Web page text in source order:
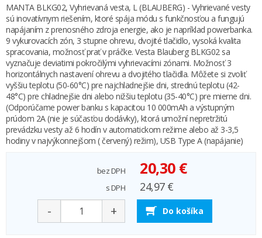
MANTA BLKG02, Vyhrievaná vesta, L (BLAUBERG) - Vyhrievané vesty
sú inovatívnym riešením, ktoré spája módu s funkčnosťou a fungujú
napájaním z prenosného zdroja energie, ako je napríklad powerbanka.
9 vykurovacích zón, 3 stupne ohrevu, dvojité tlačidlo, vysoká kvalita
spracovania, možnosť prať v práčke. Vesta Blauberg BLKG02 sa
vyznačuje deviatimi pokročilými vyhrievacími zónami. Možnosť 3
horizontálnych nastavení ohrevu a dvojitého tlačidla. Môžete si zvoliť
vyššiu teplotu (50-60°C) pre najchladnejšie dni, strednú teplotu (42-
48°C) pre chladnejšie dni alebo nižšiu teplotu (35-40°C) pre mierne dni.
(Odporúčame power banku s kapacitou 10 000mAh a výstupným
prúdom 2A (nie je súčasťou dodávky), ktorá umožní nepretržitú
prevádzku vesty až 6 hodín v automatickom režime alebo až 3-3,5
hodiny v najvýkonnejšom ( červený) režim), USB Type A (napájanie)
bez DPH 20,30 €
s DPH 24,97 €
- + Do košíka